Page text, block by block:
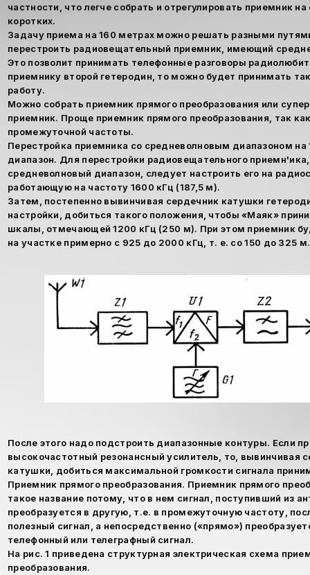
частности, что легче собрать и отрегулировать приемник
коротких.
Задачу приема на 160 метрах можно решать разными
перестроить радиовещательный приемник, имеющий
Это позволит принимать телефонные разговоры
приемнику второй гетеродин, то можно будет принимать
работу.
Можно собрать приемник прямого преобразования или
приемник. Проще приемник прямого преобразования, так
промежуточной частоты.
Перестройка приемника со средневолновым диапазоном
диапазон. Для перестройки радиовещательного
средневолновый диапазон, следует настроить его на
работающую на частоту 1600 кГц (187,5 м).
Затем, постепенно вывинчивая сердечник катушки
настройки, добиться такого положения, чтобы «Маяк»
шкалы, отмечающей 1200 кГц (250 м). При этом приемник
на участке примерно с 925 до 2000 кГц, т. е. со 150 до 325 м.
После этого надо подстроить диапазонные контуры. Если
высокочастотный резонансный усилитель, то, вывинчивая
катушки, добиться максимальной громкости сигнала
Приемник прямого преобразования. Приемник прямого
такое название потому, что в нем сигнал, поступивший из
преобразуется в другую, т.е. в промежуточную частоту,
полезный сигнал, а непосредственно («прямо»)
телефонный или телеграфный сигнал.
На рис. 1 приведена структурная электрическая схема
преобразования.